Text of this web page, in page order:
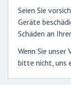
Seien Sie
Geräte
Schäden an
Wenn Sie unser
bitte nicht, uns